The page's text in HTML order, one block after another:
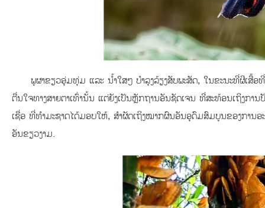
ພູຜາຂຽວອຸ່ມທຸ່ມ ແລະ ນ້ຳໃສໆ ບຳລຸງລ້ຽງສັບພະສັດ, ໃນຂະນະທີ່ຜີເສື້ອ
ຕື່ນໃຈທາງສາຍຕາເທົ່ານັ້ນ ແຕ່ຍັງເປັນຫຼັກຖານອັນຊັດເຈນ ທີ່ສະທ້ອນເຖິງກ
ເຊື່ອ ທີ່ທຳມະຊາດໄດ້ມອບໃຫ້, ສຳຜັດເຖິງໝາກຜົນອັນອຸດົມສົມບູນຂອງການອ
ອັນຂຽວງາມ.